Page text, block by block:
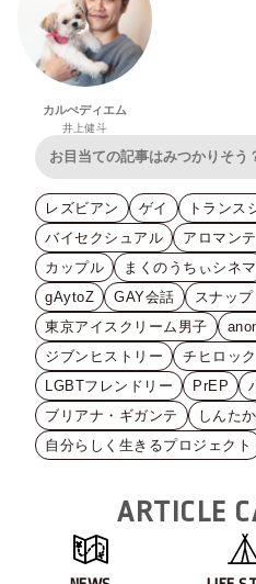
カルぺディエム
井上健斗
レズビアン ゲイ
トランス
バイセクシュアル
アロマン
カップル
まくのうちぃシネマ
gAytoZ
GAY会話 スナッ
東京アイスクリーム男子
ジブンヒストリー
チヒロッ
LGBTフレンドリー
PrEP
ブリアナ・ギガンテ
しんたか
自分らしく生きるプロジェクト
ARTICLE